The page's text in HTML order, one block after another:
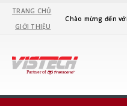
TRANG CHỦ
GIỚI THIỆU
Chào mừng đến